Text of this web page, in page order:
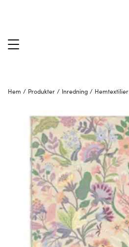
Hem / Produkter / Inredning / Hemtextilier